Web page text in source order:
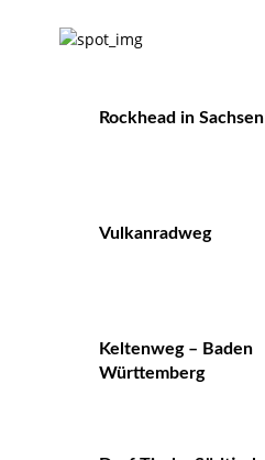
Rockhead in Sachsen
Vulkanradweg
Keltenweg – Baden
Württemberg